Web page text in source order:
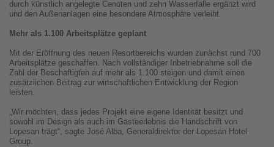
durch künstlich angelegte Cenoten und zehn Wasserfälle ergänzt wird
und den Außenanlagen eine besondere Atmosphäre verleiht.
Mehr als 1.100 Arbeitsplätze geplant
Mit der Eröffnung des neuen Resortbereichs wurden zunächst rund 700
Arbeitsplätze geschaffen. Nach vollständiger Inbetriebnahme soll die
Zahl der Beschäftigten auf mehr als 1.100 steigen und damit einen
zusätzlichen Beitrag zur wirtschaftlichen Entwicklung der Region
leisten.
„Wir möchten, dass jedes Projekt eine eigene Identität besitzt und
sowohl im Design als auch im Gästeerlebnis die Handschrift von
Lopesan trägt“, sagte José Alba, Generaldirektor der Lopesan Hotel
Group.